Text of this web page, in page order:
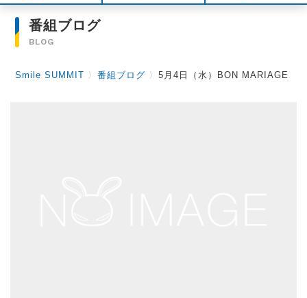
番組ブログ
BLOG
Smile SUMMIT 〉番組ブログ 〉5月4日（水）BON MARIAGE